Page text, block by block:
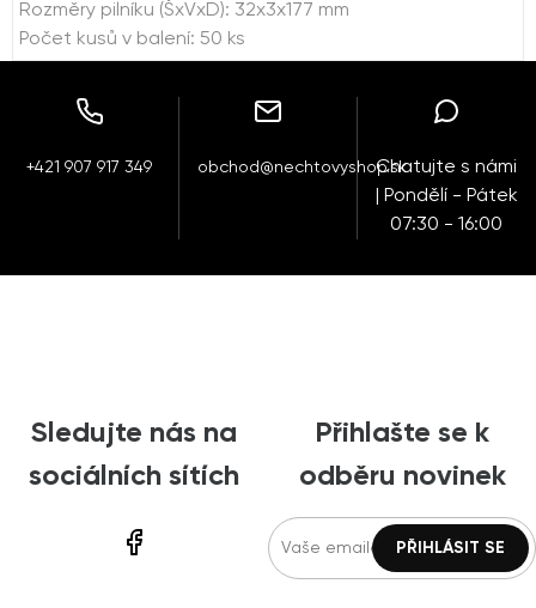
Rozměry pilníku (ŠxVxD): 32x3x177 mm
Počet kusů v balení: 50 ks
+421 907 917 349 obchod@nechtovyshop.skChatujte s námi
| Pondělí - Pátek
07:30 - 16:00
Sledujte nás na
sociálních sítích
Přihlašte se k
odběru novinek